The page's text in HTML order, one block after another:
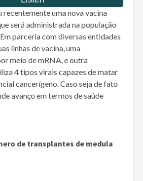
recentemente uma nova vacina
será administrada na população
parceria com diversas entidades
linhas de vacina, uma
meio de mRNA, e outra
4 tipos virais capazes de matar
cancerígeno. Caso seja de fato
avanço em termos de saúde
de transplantes de medula